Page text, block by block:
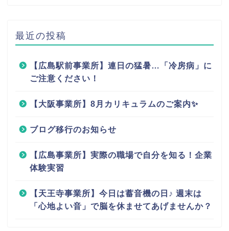
最近の投稿
【広島駅前事業所】連日の猛暑…「冷房病」に
ご注意ください！
【大阪事業所】8月カリキュラムのご案内✨
ブログ移行のお知らせ
【広島事業所】実際の職場で自分を知る！企業
体験実習
【天王寺事業所】今日は蓄音機の日♪ 週末は
「心地よい音」で脳を休ませてあげませんか？